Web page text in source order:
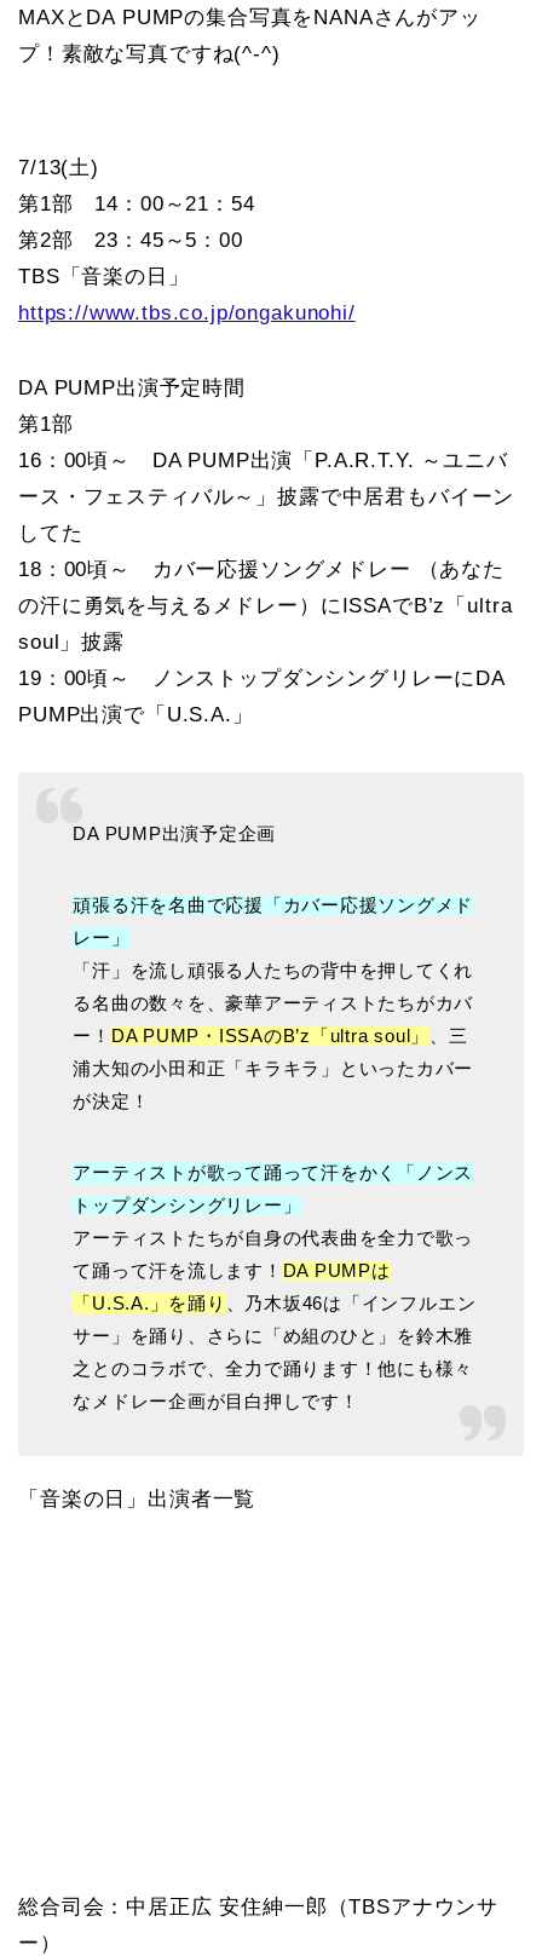
MAXとDA PUMPの集合写真をNANAさんがアッ
プ！素敵な写真ですね(^-^)
7/13(土)
第1部 14：00～21：54
第2部 23：45～5：00
TBS「音楽の日」
https://www.tbs.co.jp/ongakunohi/
DA PUMP出演予定時間
第1部
16：00頃～ DA PUMP出演「P.A.R.T.Y. ～ユニバ
ース・フェスティバル～」披露で中居君もバイーン
してた
18：00頃～ カバー応援ソングメドレー （あなた
の汗に勇気を与えるメドレー）にISSAでB’z「ultra
soul」披露
19：00頃～ ノンストップダンシングリレーにDA
PUMP出演で「U.S.A.」
DA PUMP出演予定企画
頑張る汗を名曲で応援「カバー応援ソングメド
レー」
「汗」を流し頑張る人たちの背中を押してくれ
る名曲の数々を、豪華アーティストたちがカバ
ー！ DA PUMP・ISSAのB’z「ultra soul」
、三
浦大知の小田和正「キラキラ」といったカバー
が決定！
アーティストが歌って踊って汗をかく「ノンス
トップダンシングリレー」
アーティストたちが自身の代表曲を全力で歌っ
て踊って汗を流します！ DA PUMPは
「U.S.A.」を踊り
、乃木坂46は「インフルエン
サー」を踊り、さらに「め組のひと」を鈴木雅
之とのコラボで、全力で踊ります！他にも様々
なメドレー企画が目白押しです！
「音楽の日」出演者一覧
総合司会：中居正広 安住紳一郎（TBSアナウンサ
ー）